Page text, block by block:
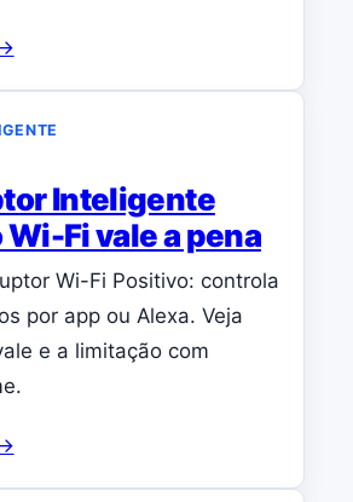
Inteligente
Fi vale a pena
Wi-Fi Positivo: controla
por app ou Alexa. Veja
e a limitação com